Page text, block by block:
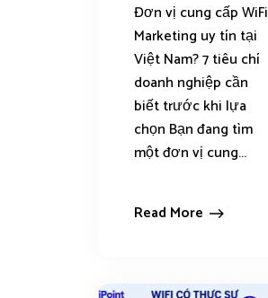
Đơn vị cung cấp WiFi
Marketing uy tín tại
Việt Nam? 7 tiêu chí
doanh nghiệp cần
biết trước khi lựa
chọn Bạn đang tìm
một đơn vị cung...
Read More